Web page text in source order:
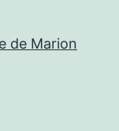
de Marion